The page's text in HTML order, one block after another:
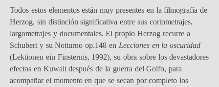
Todos estos elementos están muy presentes en la filmografía de
Herzog, sin distinción significativa entre sus cortometrajes,
largometrajes y documentales. El propio Herzog recurre a
Schubert y su Notturno op.148 en Lecciones en la oscuridad
(Lektionen ein Finsternis, 1992), su obra sobre los devastadores
efectos en Kuwait después de la guerra del Golfo, para
acompañar el momento en que se secan por completo los